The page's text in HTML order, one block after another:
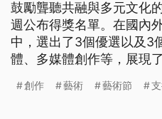
鼓勵聾聽共融與多元文化
週公布得獎名單。在國內
中，選出了3個優選以及3
體、多媒體創作等，展現
完整呈現。
創作 藝術 藝術節